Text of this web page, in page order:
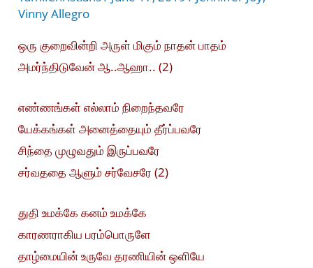
Vinny Allegro
ஒரு குறைவின்றி அருள் மிகும் நாதன் பாதம்
அமர்ந்திடுவேன் ஆ..ஆஹா.. (2)
எண்ணங்கள் எல்லாம் நிறைந்தவரே
யேக்கங்கள் அனைத்தையும் தீர்ப்பவரே
சிந்தை முழுவதும் இருப்பவரே
சர்வததை ஆளும் சர்வேசரே (2)
துதி உமக்கே கனம் உமக்கே
காரணராகிய பரம்பொருளே
தாழ்மையின் உருவே தரணியின் ஒளியே